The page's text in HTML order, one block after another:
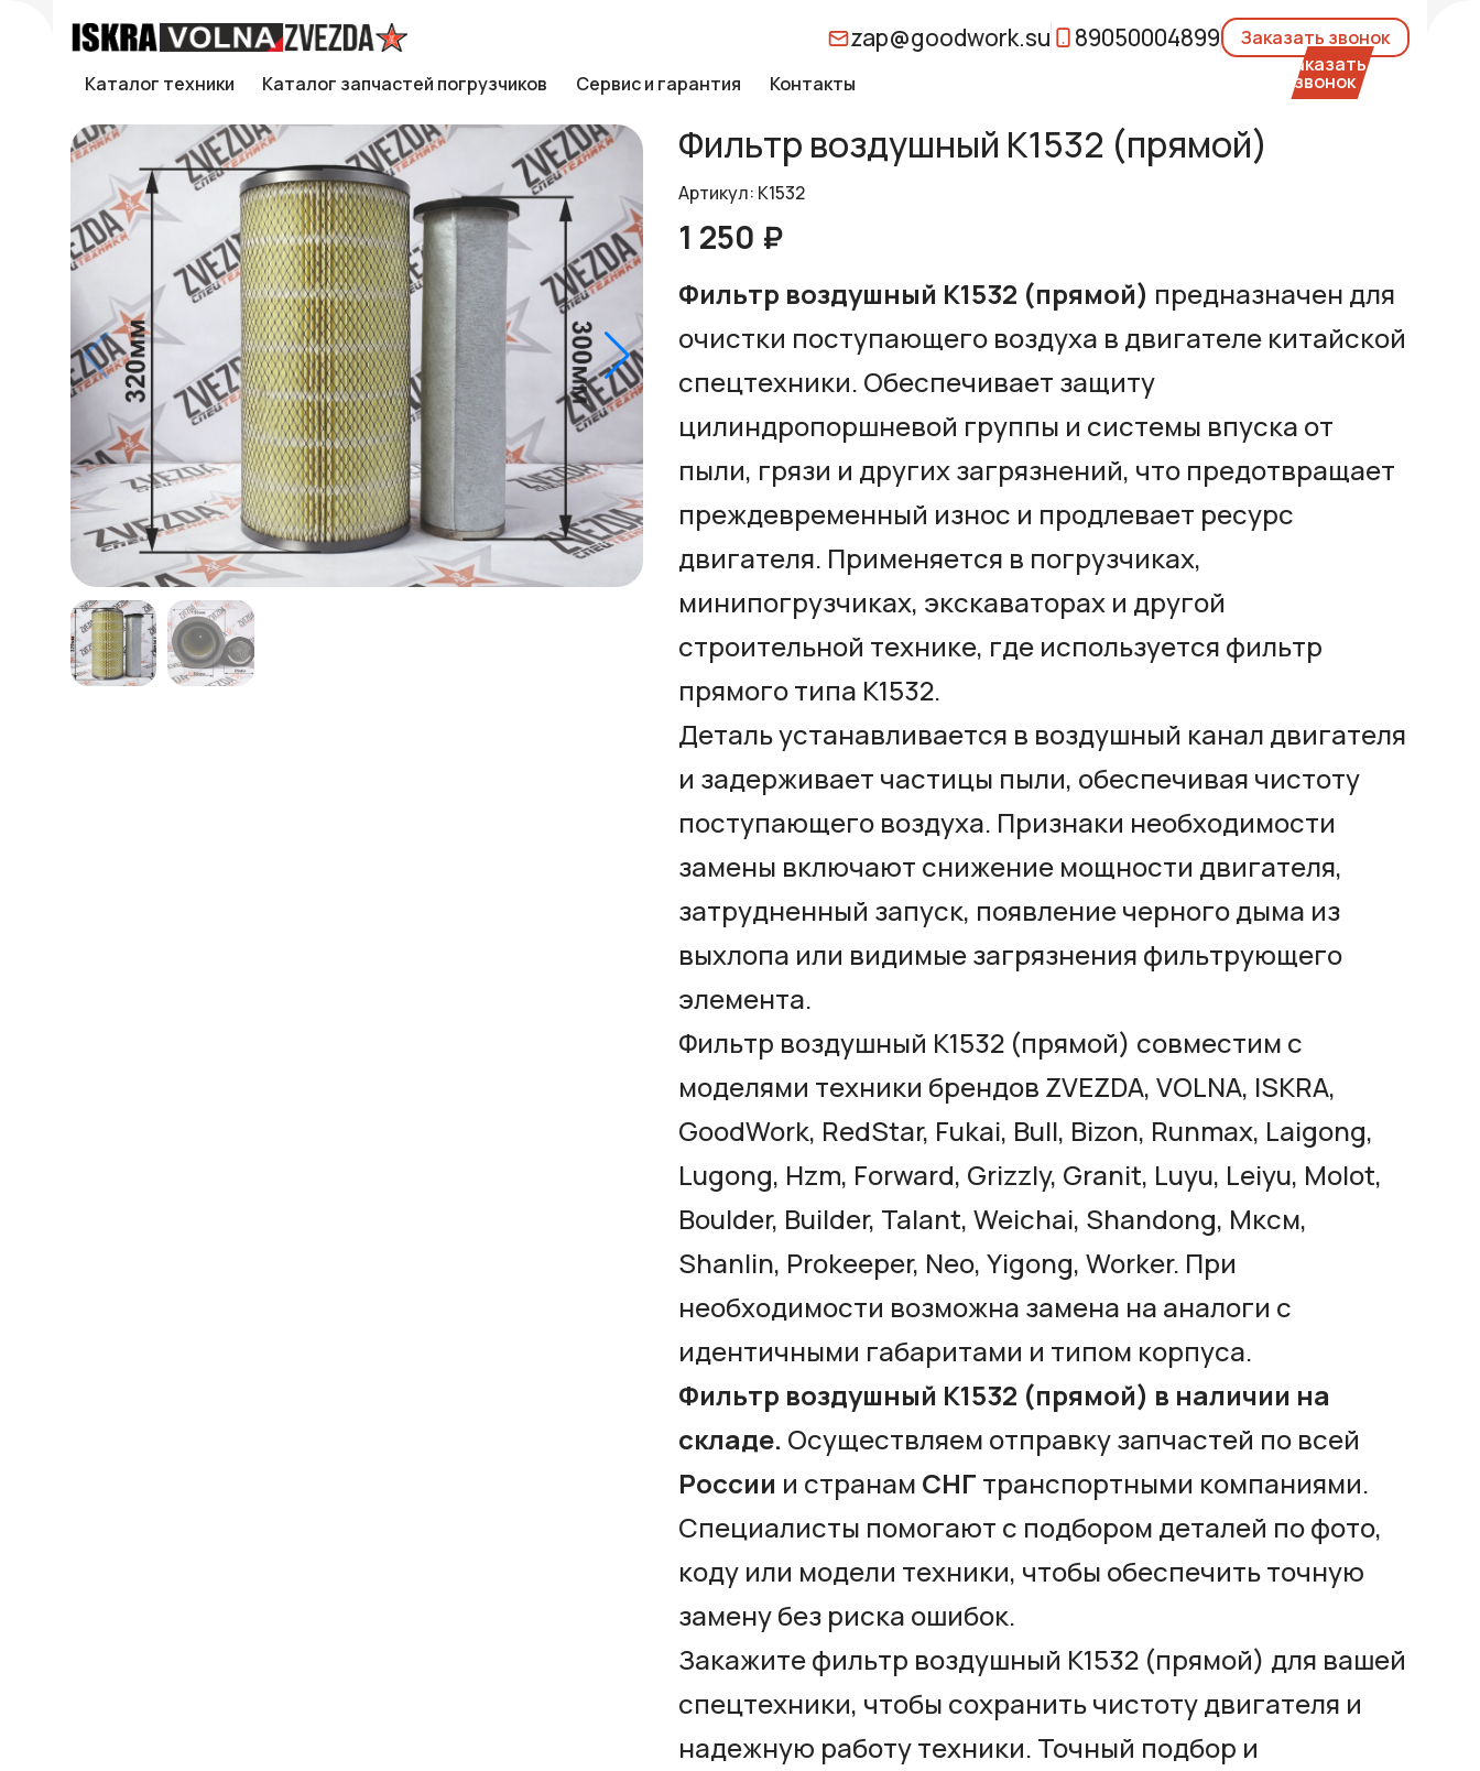
zap@goodwork.su 89050004899
Заказать звонок
Каталог техники
Каталог запчастей погрузчиков Сервис и гарантия Контакты
Фильтр воздушный К1532 (прямой)
Артикул: K1532
1 250 ₽
Фильтр воздушный К1532 (прямой) предназначен для
очистки поступающего воздуха в двигателе китайской
спецтехники. Обеспечивает защиту
цилиндропоршневой группы и системы впуска от
пыли, грязи и других загрязнений, что предотвращает
преждевременный износ и продлевает ресурс
двигателя. Применяется в погрузчиках,
минипогрузчиках, экскаваторах и другой
строительной технике, где используется фильтр
прямого типа К1532.
Деталь устанавливается в воздушный канал двигателя
и задерживает частицы пыли, обеспечивая чистоту
поступающего воздуха. Признаки необходимости
замены включают снижение мощности двигателя,
затрудненный запуск, появление черного дыма из
выхлопа или видимые загрязнения фильтрующего
элемента.
Фильтр воздушный К1532 (прямой) совместим с
моделями техники брендов ZVEZDA, VOLNA, ISKRA,
GoodWork, RedStar, Fukai, Bull, Bizon, Runmax, Laigong,
Lugong, Hzm, Forward, Grizzly, Granit, Luyu, Leiyu, Molot,
Boulder, Builder, Talant, Weichai, Shandong, Мксм,
Shanlin, Prokeeper, Neo, Yigong, Worker. При
необходимости возможна замена на аналоги с
идентичными габаритами и типом корпуса.
Фильтр воздушный К1532 (прямой) в наличии на
складе. Осуществляем отправку запчастей по всей
России и странам СНГ транспортными компаниями.
Специалисты помогают с подбором деталей по фото,
коду или модели техники, чтобы обеспечить точную
замену без риска ошибок.
Закажите фильтр воздушный К1532 (прямой) для вашей
спецтехники, чтобы сохранить чистоту двигателя и
надежную работу техники. Точный подбор и